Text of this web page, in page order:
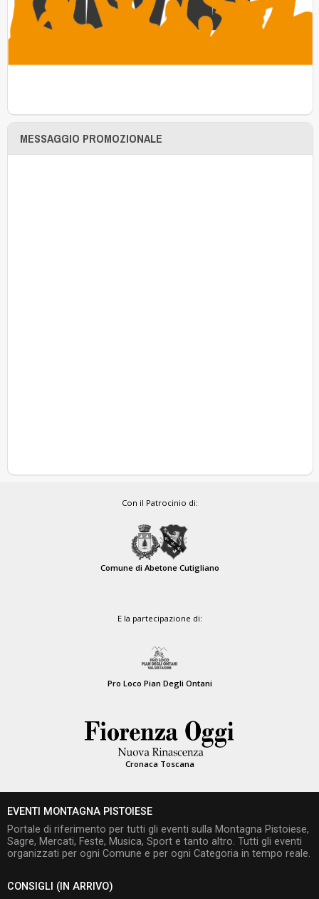
MESSAGGIO PROMOZIONALE
Con il Patrocinio di:
Comune di Abetone Cutigliano
E la partecipazione di:
Pro Loco Pian Degli Ontani
Cronaca Toscana
EVENTI MONTAGNA PISTOIESE
Portale di riferimento per tutti gli eventi sulla Montagna Pistoiese,
Sagre, Mercati, Feste, Musica, Sport e tanto altro. Tutti gli eventi
organizzati per ogni Comune e per ogni Categoria in tempo reale.
CONSIGLI (IN ARRIVO)